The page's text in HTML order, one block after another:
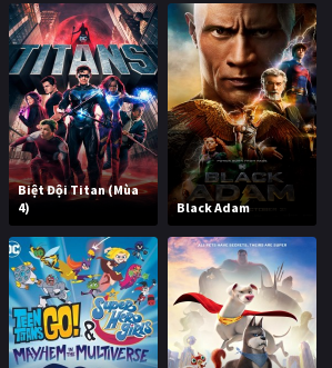
Biệt Đội Titan (Mùa
4)
Black Adam